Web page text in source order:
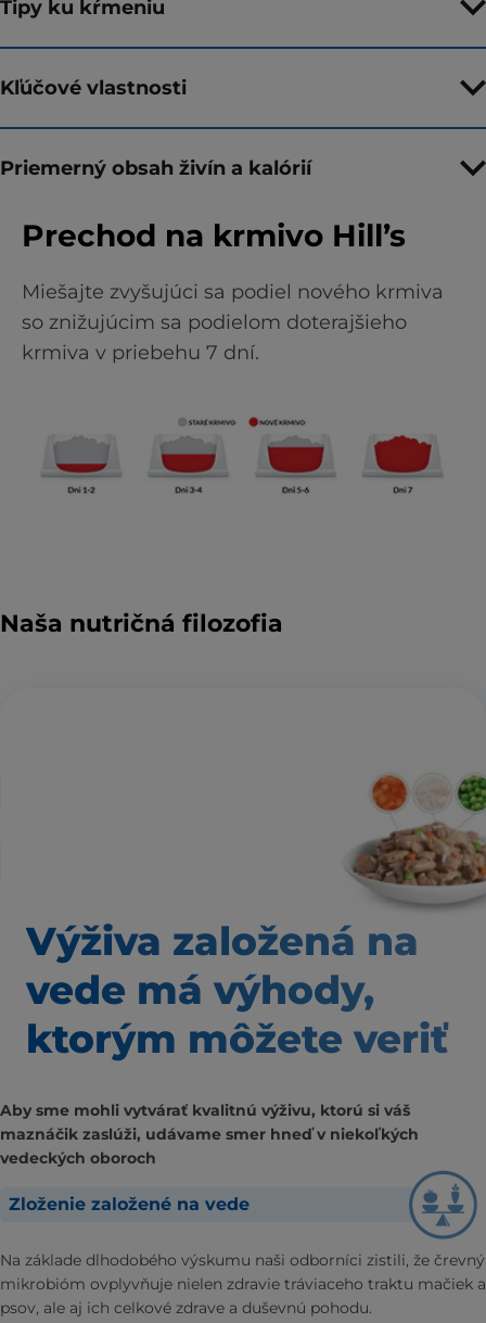
Tipy ku kŕmeniu
Kľúčové vlastnosti
Priemerný obsah živín a kalórií
Prechod na krmivo Hill’s
Miešajte zvyšujúci sa podiel nového krmiva
so znižujúcim sa podielom doterajšieho
krmiva v priebehu 7 dní.
Naša nutričná filozofia
Výživa založená na
vede má výhody,
ktorým môžete veriť
Aby sme mohli vytvárať kvalitnú výživu, ktorú si váš
maznáčik zaslúži, udávame smer hneď v niekoľkých
vedeckých oboroch
Zloženie založené na vede
Na základe dlhodobého výskumu naši odborníci zistili, že črevný
mikrobióm ovplyvňuje nielen zdravie tráviaceho traktu mačiek a
psov, ale aj ich celkové zdrave a duševnú pohodu.